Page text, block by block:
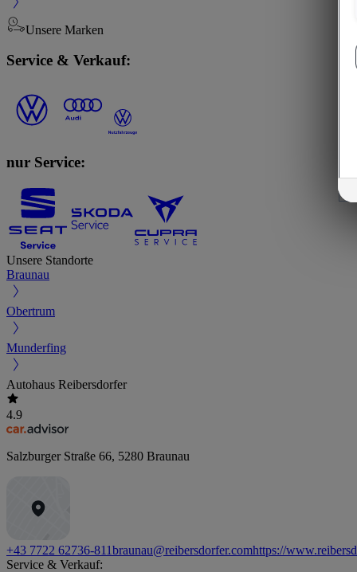
Unsere Marken
Service & Verkauf:
nur Service:
Unsere Standorte
Braunau
Obertrum
Munderfing
Autohaus Reibersdorfer
4.9
Salzburger Straße 66, 5280 Braunau
+43 7722 62736-811braunau@reibersdorfer.comhttps://
Service & Verkauf: